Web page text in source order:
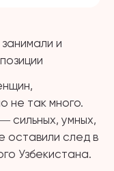
и
не так много.
сильных, умных,
оставили след в
Узбекистана.